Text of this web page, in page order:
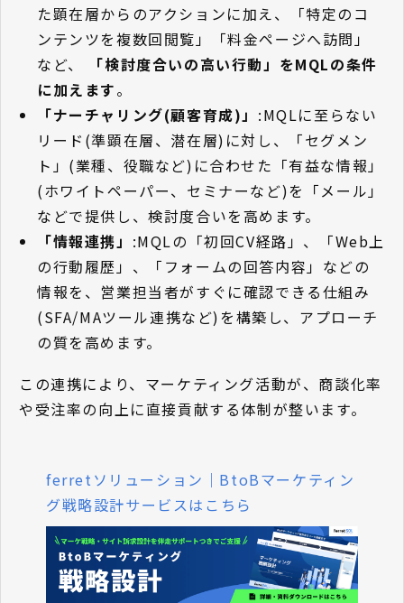
た顕在層からのアクションに加え、「特定のコ
ンテンツを複数回閲覧」「料金ページへ訪問」
など、
「検討度合いの高い行動」をMQLの条件
に加えます。
「ナーチャリング(顧客育成)」 :MQLに至らない
リード(準顕在層、潜在層)に対し、「セグメン
ト」(業種、役職など)に合わせた「有益な情報」
(ホワイトペーパー、セミナーなど)を「メール」
などで提供し、検討度合いを高めます。
「情報連携」 :MQLの「初回CV経路」、「Web上
の行動履歴」、「フォームの回答内容」などの
情報を、営業担当者がすぐに確認できる仕組み
(SFA/MAツール連携など)を構築し、アプローチ
の質を高めます。
この連携により、マーケティング活動が、商談化率
や受注率の向上に直接貢献する体制が整います。
ferretソリューション｜BtoBマーケティン
グ戦略設計サービスはこちら